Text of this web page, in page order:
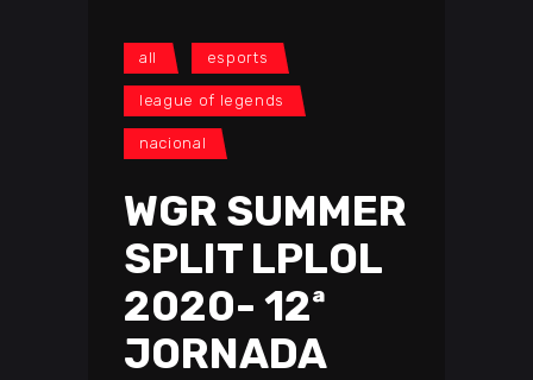
all esports
league of legends
nacional
WGR SUMMER
SPLIT LPLOL
2020- 12ª
JORNADA